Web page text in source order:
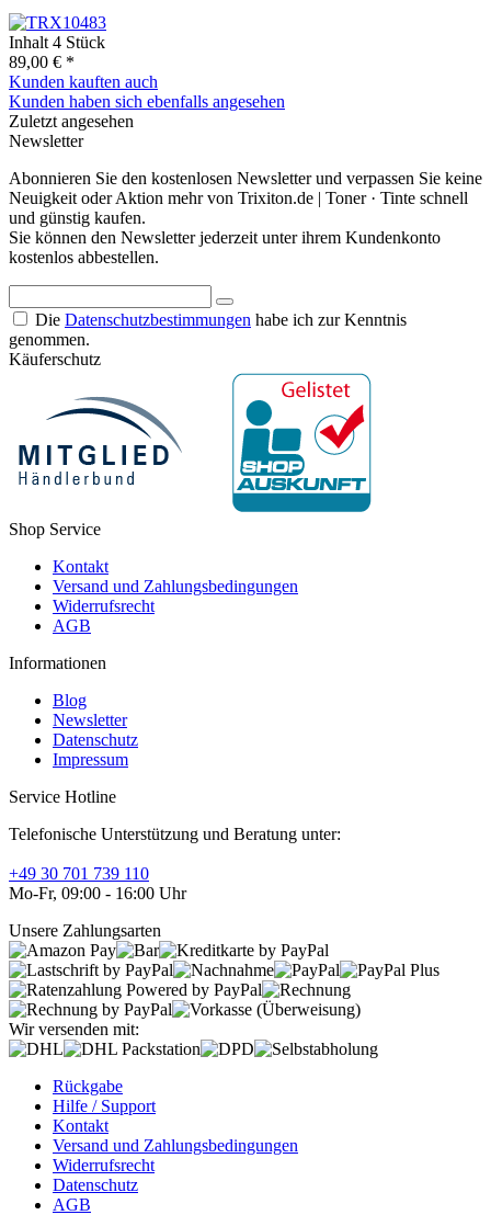
Inhalt 4 Stück
89,00 € *
Kunden kauften auch
Kunden haben sich ebenfalls angesehen
Zuletzt angesehen
Newsletter
Abonnieren Sie den kostenlosen Newsletter und verpassen Sie keine
Neuigkeit oder Aktion mehr von Trixiton.de | Toner · Tinte schnell
und günstig kaufen.
Sie können den Newsletter jederzeit unter ihrem Kundenkonto
kostenlos abbestellen.
Die Datenschutzbestimmungen habe ich zur Kenntnis
genommen.
Käuferschutz
Shop Service
Kontakt
Versand und Zahlungsbedingungen
Widerrufsrecht
AGB
Informationen
Blog
Newsletter
Datenschutz
Impressum
Service Hotline
Telefonische Unterstützung und Beratung unter:
+49 30 701 739 110
Mo-Fr, 09:00 - 16:00 Uhr
Unsere Zahlungsarten
Wir versenden mit:
Rückgabe
Hilfe / Support
Kontakt
Versand und Zahlungsbedingungen
Widerrufsrecht
Datenschutz
AGB